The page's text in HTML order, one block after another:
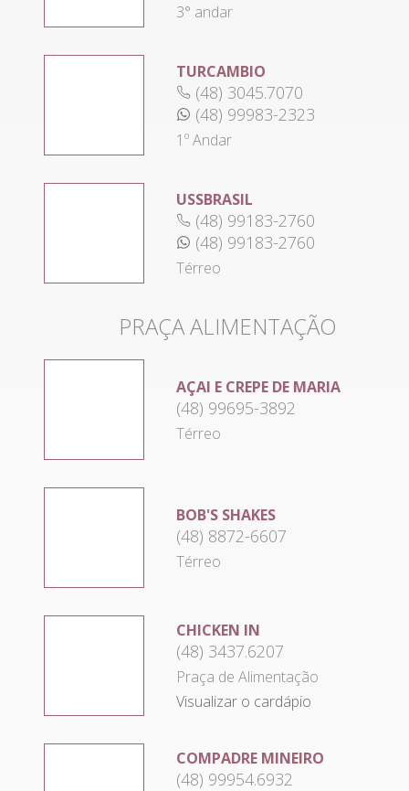
3° andar
TURCAMBIO
(48) 3045.7070
(48) 99983-2323
1º Andar
USSBRASIL
(48) 99183-2760
(48) 99183-2760
Térreo
PRAÇA ALIMENTAÇÃO
AÇAI E CREPE DE MARIA
(48) 99695-3892
Térreo
BOB'S SHAKES
(48) 8872-6607
Térreo
CHICKEN IN
(48) 3437.6207
Praça de Alimentação
Visualizar o cardápio
COMPADRE MINEIRO
(48) 99954.6932